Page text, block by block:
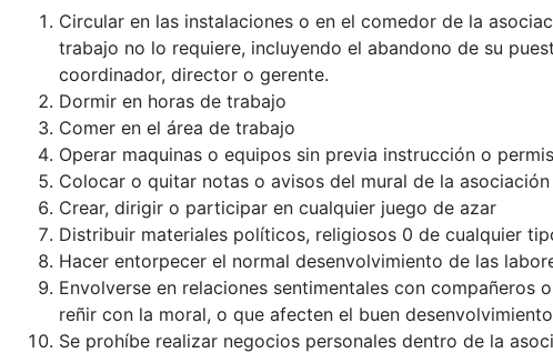
Circular en las instalaciones o en el comedor de la
trabajo no lo requiere, incluyendo el abandono de su
coordinador, director o gerente.
Dormir en horas de trabajo
Comer en el área de trabajo
Operar maquinas o equipos sin previa instrucción o
Colocar o quitar notas o avisos del mural de la
Crear, dirigir o participar en cualquier juego de azar
Distribuir materiales políticos, religiosos 0 de cualquier
Hacer entorpecer el normal desenvolvimiento de las
Envolverse en relaciones sentimentales con compañeros
reñir con la moral, o que afecten el buen
Se prohíbe realizar negocios personales dentro de la